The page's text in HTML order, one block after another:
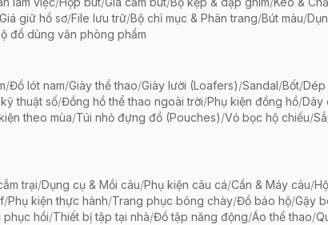
Giá giữ hồ sơ/File lưu trữ/Bộ chỉ mục & Phân trang/Bút màu/
đồ dùng văn phòng phẩm
/Đồ lót nam/Giày thể thao/Giày lười (Loafers)/Sandal/Bốt/Dép
thuật số/Đồng hồ thể thao ngoài trời/Phụ kiện đồng hồ/Dây
theo mùa/Túi nhỏ đựng đồ (Pouches)/Vỏ bọc hộ chiếu/
trại/Dụng cụ & Mồi câu/Phụ kiện câu cá/Cần & Máy câu/
/Phụ kiện thực hành/Trang phục bóng chày/Đồ bảo hộ/Gậy
phục hồi/Thiết bị tập tại nhà/Đồ tập năng động/Áo thể thao/